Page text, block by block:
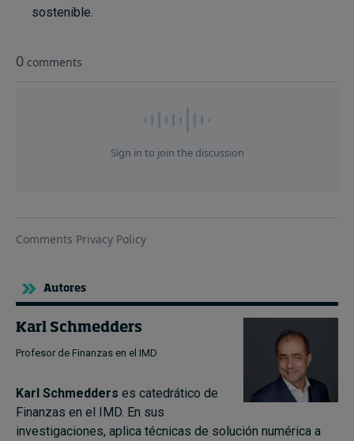
sostenible.
Autores
Karl Schmedders
Profesor de Finanzas en el IMD
Karl Schmedders es catedrático de
Finanzas en el IMD. En sus
investigaciones, aplica técnicas de solución numérica a